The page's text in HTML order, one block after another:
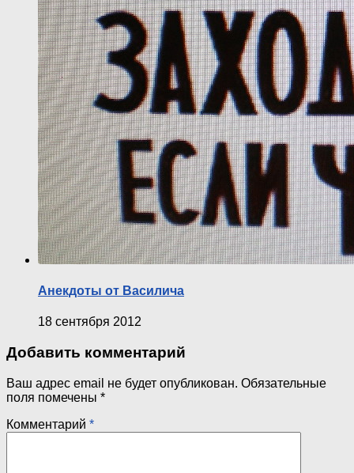
Анекдоты от Василича
18 сентября 2012
Добавить комментарий
Ваш адрес email не будет опубликован. Обязательные
поля помечены *
Комментарий *